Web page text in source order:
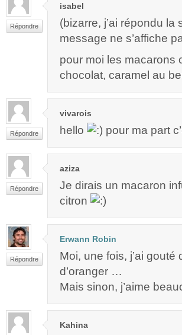
Répondre
isabel
(bizarre, j’ai répondu
message ne s’affiche
pour moi les macarons
chocolat, caramel au
Répondre
vivarois
hello pour ma part
Répondre
aziza
Je dirais un macaron
citron
Répondre
Erwann Robin
Moi, une fois, j’ai
d’oranger …
Mais sinon, j’aime
Kahina